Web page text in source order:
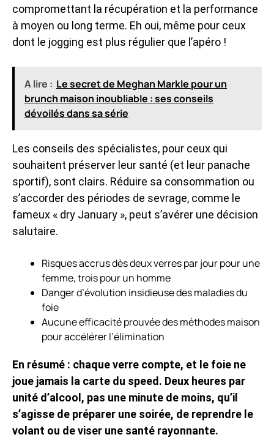
compromettant la récupération et la performance
à moyen ou long terme. Eh oui, même pour ceux
dont le jogging est plus régulier que l’apéro !
A lire : Le secret de Meghan Markle pour un
brunch maison inoubliable : ses conseils
dévoilés dans sa série
Les conseils des spécialistes, pour ceux qui
souhaitent préserver leur santé (et leur panache
sportif), sont clairs. Réduire sa consommation ou
s’accorder des périodes de sevrage, comme le
fameux « dry January », peut s’avérer une décision
salutaire.
Risques accrus dès deux verres par jour pour une
femme, trois pour un homme
Danger d’évolution insidieuse des maladies du
foie
Aucune efficacité prouvée des méthodes maison
pour accélérer l’élimination
En résumé : chaque verre compte, et le foie ne
joue jamais la carte du speed. Deux heures par
unité d’alcool, pas une minute de moins, qu’il
s’agisse de préparer une soirée, de reprendre le
volant ou de viser une santé rayonnante.